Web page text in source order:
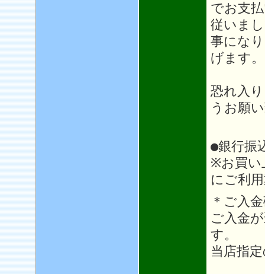
でお支
従いま
事にな
げます。
恐れ入
うお願
●銀行振
※お買い
にご利
＊ご入
ご入金
す。
当店指